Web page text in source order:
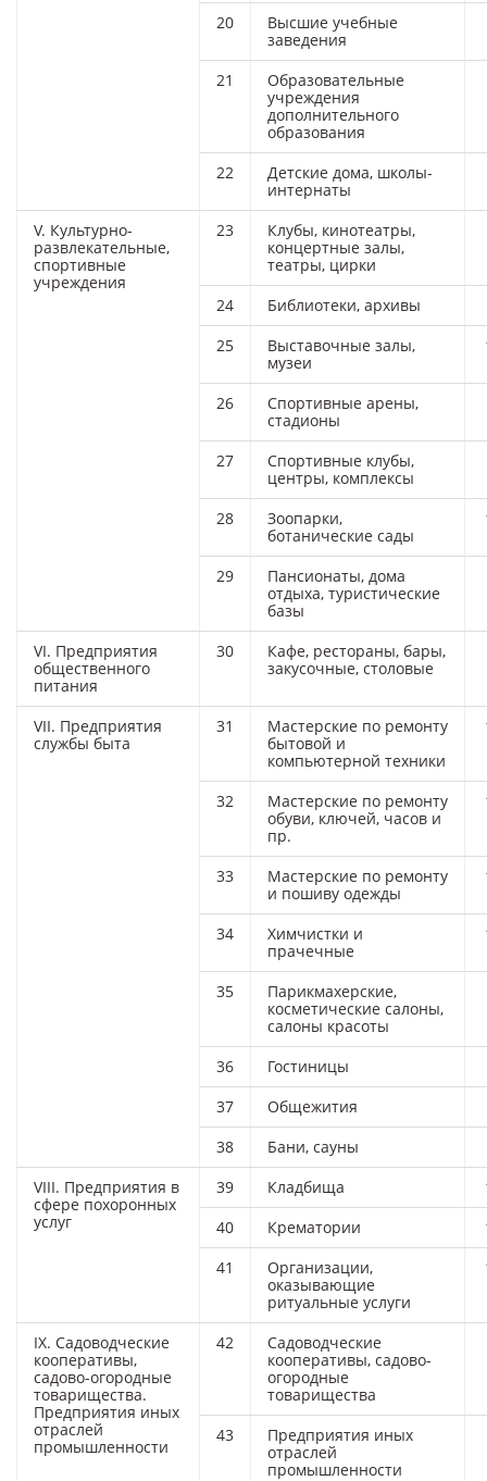
20
Высшие учебные
заведения
21
Образовательные
учреждения
дополнительного
образования
22
Детские дома, школы-
интернаты
V. Культурно-
развлекательные,
спортивные
учреждения
23
Клубы, кинотеатры,
концертные залы,
театры, цирки
24
Библиотеки, архивы
25
Выставочные залы,
музеи
26
Спортивные арены,
стадионы
27
Спортивные клубы,
центры, комплексы
28
Зоопарки,
ботанические сады
29
Пансионаты, дома
отдыха, туристические
базы
VI. Предприятия
общественного
питания
30
Кафе, рестораны, бары,
закусочные, столовые
VII. Предприятия
службы быта
31
Мастерские по ремонту
бытовой и
компьютерной техники
32
Мастерские по ремонту
обуви, ключей, часов и
пр.
33
Мастерские по ремонту
и пошиву одежды
34
Химчистки и
прачечные
35
Парикмахерские,
косметические салоны,
салоны красоты
36
Гостиницы
37
Общежития
38
Бани, сауны
VIII. Предприятия в
сфере похоронных
услуг
39 Кладбища
40
Крематории
41
Организации,
оказывающие
ритуальные услуги
IX. Садоводческие
кооперативы,
садово-огородные
товарищества.
Предприятия иных
отраслей
промышленности
42
Садоводческие
кооперативы, садово-
огородные
товарищества
43
Предприятия иных
отраслей
промышленности